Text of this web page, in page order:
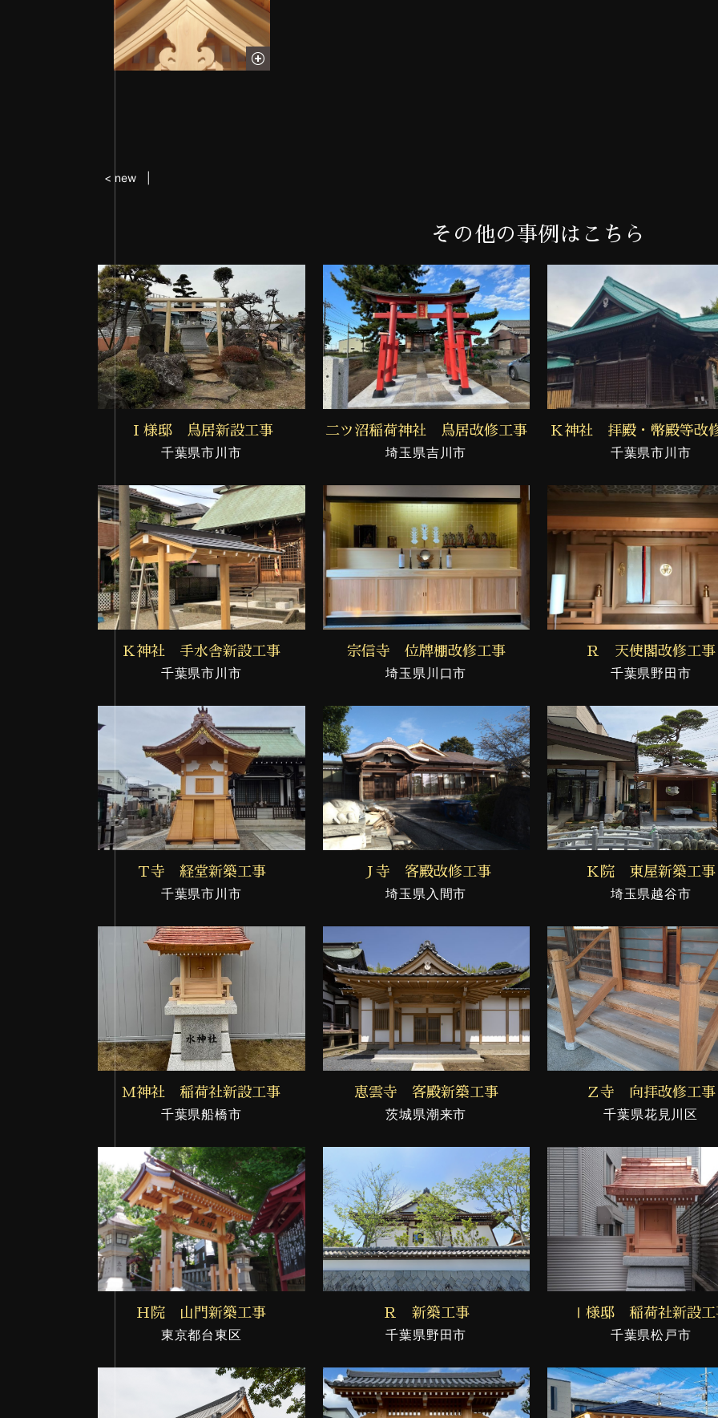
< new
その他の事例はこちら
Ｉ様邸 鳥居新設工事
千葉県市川市
二ツ沼稲荷神社 鳥居改修工事
埼玉県吉川市
Ｋ神社 拝殿・幣殿等改
千葉県市川市
Ｋ神社 手水舎新設工事
千葉県市川市
宗信寺 位牌棚改修工事
埼玉県川口市
Ｒ 天使閣改修工事
千葉県野田市
Ｔ寺 経堂新築工事
千葉県市川市
Ｊ寺 客殿改修工事
埼玉県入間市
Ｋ院 東屋新築工事
埼玉県越谷市
Ｍ神社 稲荷社新設工事
千葉県船橋市
恵雲寺 客殿新築工事
茨城県潮来市
Ｚ寺 向拝改修工事
千葉県花見川区
Ｈ院 山門新築工事
東京都台東区
Ｒ 新築工事
千葉県野田市
Ⅰ様邸 稲荷社新設工
千葉県松戸市